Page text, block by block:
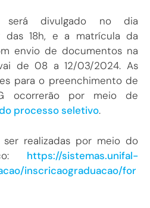
será divulgado no dia
18h, e a matrícula da
envio de documentos na
de 08 a 12/03/2024. As
para o preenchimento de
ocorrerão por meio de
processo seletivo.
realizadas por meio do
https://sistemas.unifal-
inscricaograduacao/for